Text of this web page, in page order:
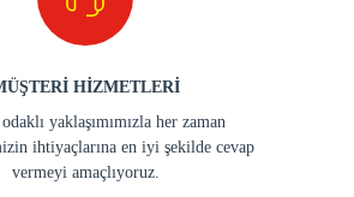
HİZMETLERİ
yaklaşımımızla her zaman
ihtiyaçlarına en iyi şekilde cevap
vermeyi amaçlıyoruz.